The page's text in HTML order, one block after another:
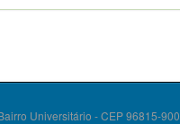
Universitário - CEP 96815-900